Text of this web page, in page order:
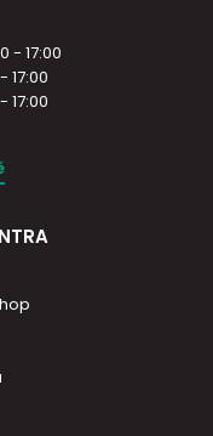
- 17:00
17:00
17:00